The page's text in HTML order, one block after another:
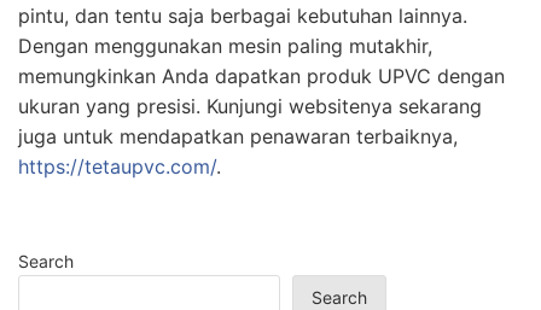
pintu, dan tentu saja berbagai kebutuhan lainnya.
Dengan menggunakan mesin paling mutakhir,
memungkinkan Anda dapatkan produk UPVC dengan
ukuran yang presisi. Kunjungi websitenya sekarang
juga untuk mendapatkan penawaran terbaiknya,
https://tetaupvc.com/.
Search
Search